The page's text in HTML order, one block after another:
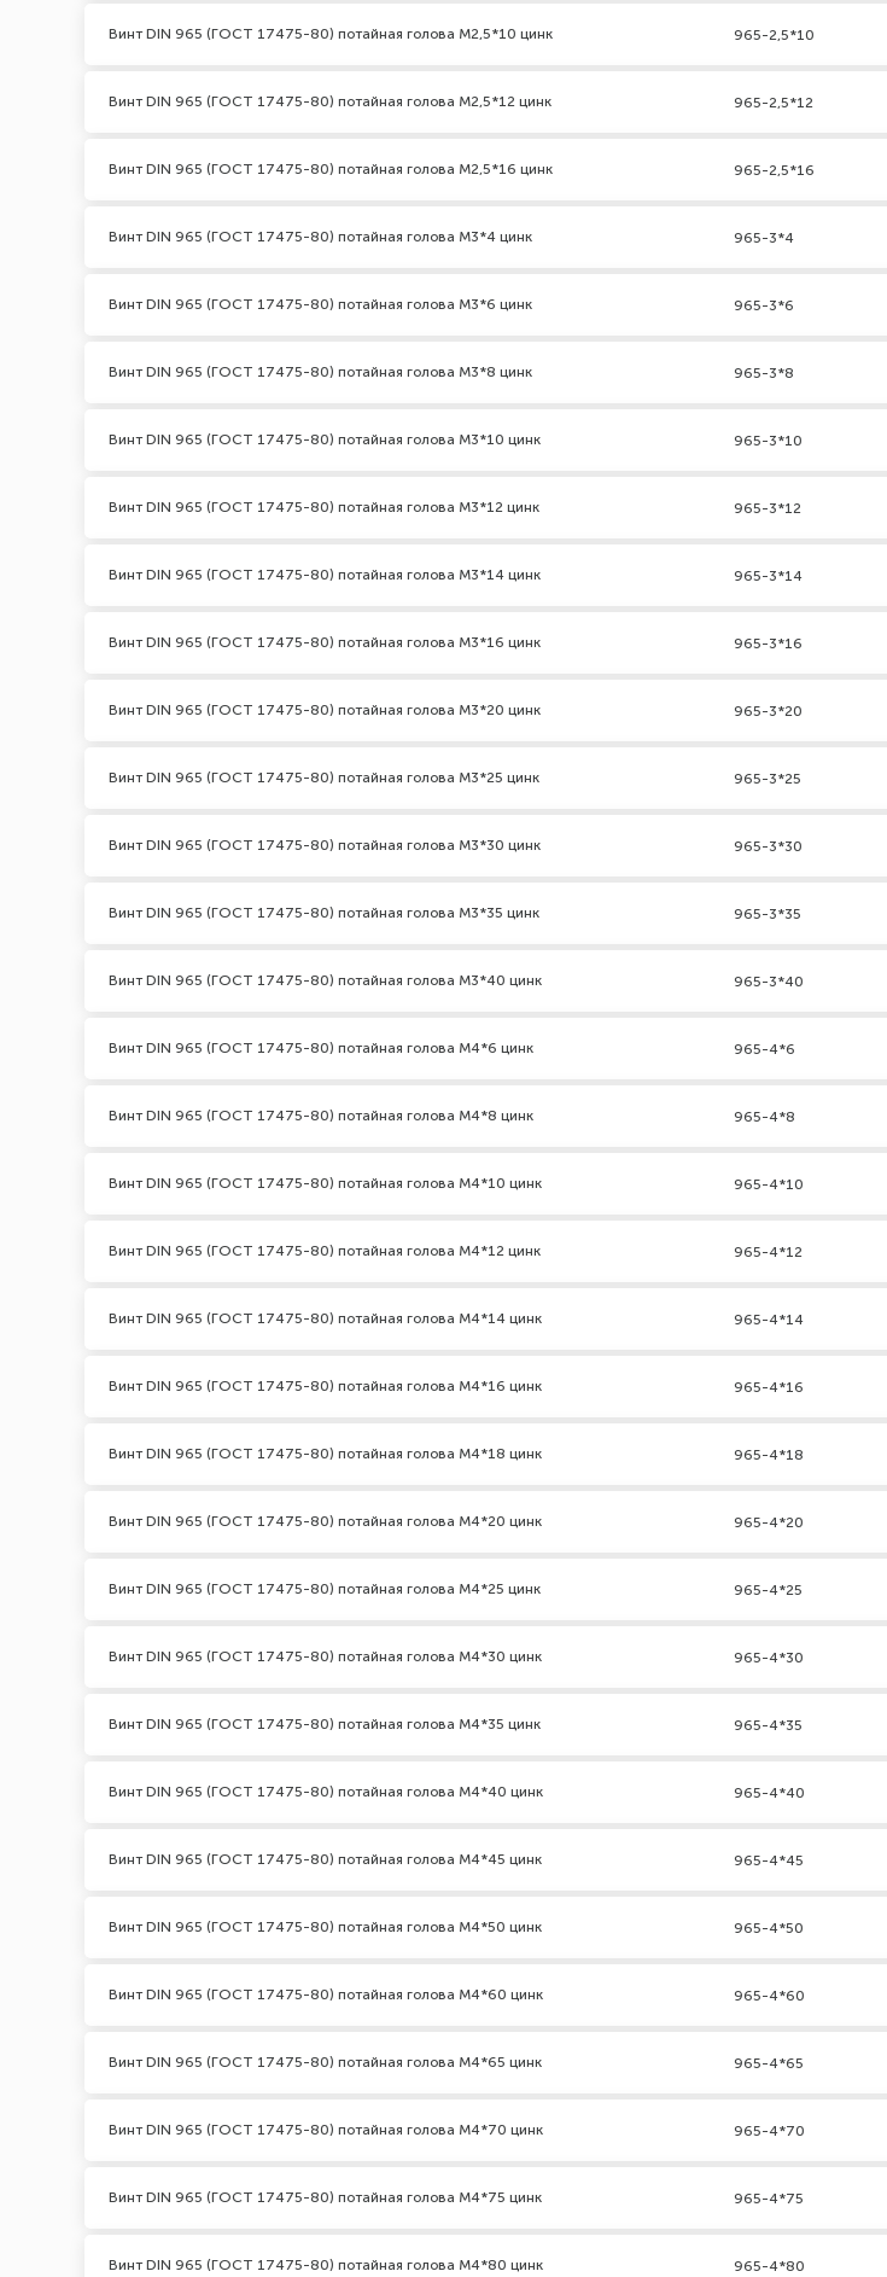
Винт DIN 965 (ГОСТ 17475-80) потайная голова М2,5*10 цинк 965-2,5*10
Винт DIN 965 (ГОСТ 17475-80) потайная голова М2,5*12 цинк 965-2,5*12
Винт DIN 965 (ГОСТ 17475-80) потайная голова М2,5*16 цинк 965-2,5*16
Винт DIN 965 (ГОСТ 17475-80) потайная голова М3*4 цинк 965-3*4
Винт DIN 965 (ГОСТ 17475-80) потайная голова М3*6 цинк 965-3*6
Винт DIN 965 (ГОСТ 17475-80) потайная голова М3*8 цинк 965-3*8
Винт DIN 965 (ГОСТ 17475-80) потайная голова М3*10 цинк 965-3*10
Винт DIN 965 (ГОСТ 17475-80) потайная голова М3*12 цинк 965-3*12
Винт DIN 965 (ГОСТ 17475-80) потайная голова М3*14 цинк 965-3*14
Винт DIN 965 (ГОСТ 17475-80) потайная голова М3*16 цинк 965-3*16
Винт DIN 965 (ГОСТ 17475-80) потайная голова М3*20 цинк 965-3*20
Винт DIN 965 (ГОСТ 17475-80) потайная голова М3*25 цинк 965-3*25
Винт DIN 965 (ГОСТ 17475-80) потайная голова М3*30 цинк 965-3*30
Винт DIN 965 (ГОСТ 17475-80) потайная голова М3*35 цинк 965-3*35
Винт DIN 965 (ГОСТ 17475-80) потайная голова М3*40 цинк 965-3*40
Винт DIN 965 (ГОСТ 17475-80) потайная голова М4*6 цинк 965-4*6
Винт DIN 965 (ГОСТ 17475-80) потайная голова М4*8 цинк 965-4*8
Винт DIN 965 (ГОСТ 17475-80) потайная голова М4*10 цинк 965-4*10
Винт DIN 965 (ГОСТ 17475-80) потайная голова М4*12 цинк 965-4*12
Винт DIN 965 (ГОСТ 17475-80) потайная голова М4*14 цинк 965-4*14
Винт DIN 965 (ГОСТ 17475-80) потайная голова М4*16 цинк 965-4*16
Винт DIN 965 (ГОСТ 17475-80) потайная голова М4*18 цинк 965-4*18
Винт DIN 965 (ГОСТ 17475-80) потайная голова М4*20 цинк 965-4*20
Винт DIN 965 (ГОСТ 17475-80) потайная голова М4*25 цинк 965-4*25
Винт DIN 965 (ГОСТ 17475-80) потайная голова М4*30 цинк 965-4*30
Винт DIN 965 (ГОСТ 17475-80) потайная голова М4*35 цинк 965-4*35
Винт DIN 965 (ГОСТ 17475-80) потайная голова М4*40 цинк 965-4*40
Винт DIN 965 (ГОСТ 17475-80) потайная голова М4*45 цинк 965-4*45
Винт DIN 965 (ГОСТ 17475-80) потайная голова М4*50 цинк 965-4*50
Винт DIN 965 (ГОСТ 17475-80) потайная голова М4*60 цинк 965-4*60
Винт DIN 965 (ГОСТ 17475-80) потайная голова М4*65 цинк 965-4*65
Винт DIN 965 (ГОСТ 17475-80) потайная голова М4*70 цинк 965-4*70
Винт DIN 965 (ГОСТ 17475-80) потайная голова М4*75 цинк 965-4*75
Винт DIN 965 (ГОСТ 17475-80) потайная голова М4*80 цинк 965-4*80